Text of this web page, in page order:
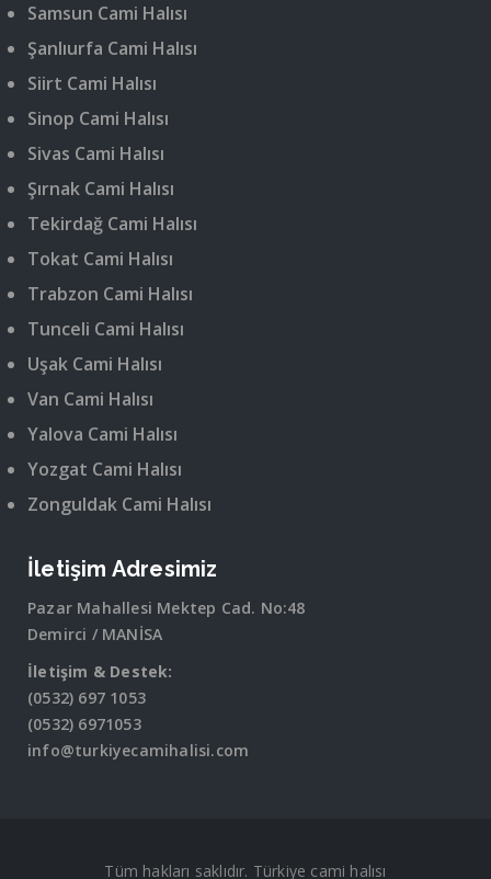
Samsun Cami Halısı
Şanlıurfa Cami Halısı
Siirt Cami Halısı
Sinop Cami Halısı
Sivas Cami Halısı
Şırnak Cami Halısı
Tekirdağ Cami Halısı
Tokat Cami Halısı
Trabzon Cami Halısı
Tunceli Cami Halısı
Uşak Cami Halısı
Van Cami Halısı
Yalova Cami Halısı
Yozgat Cami Halısı
Zonguldak Cami Halısı
İletişim Adresimiz
Pazar Mahallesi Mektep Cad. No:48
Demirci / MANİSA
İletişim & Destek:
(0532) 697 1053
(0532) 6971053
info@turkiyecamihalisi.com
Tüm hakları saklıdır. Türkiye cami halısı